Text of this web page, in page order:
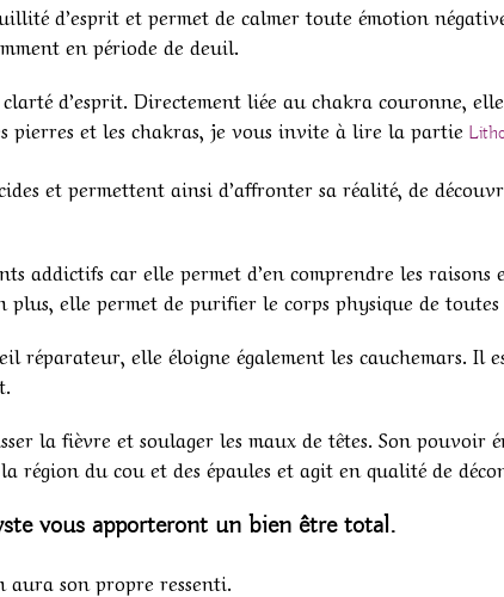
d’esprit et permet de calmer toute émotion
en période de deuil.
d’esprit. Directement liée au chakra couronne,
pierres et les chakras, je vous invite à lire la partie
et permettent ainsi d’affronter sa réalité, de
addictifs car elle permet d’en comprendre les raisons
elle permet de purifier le corps physique de toutes
réparateur, elle éloigne également les cauchemars. Il
la fièvre et soulager les maux de têtes. Son pouvoir
région du cou et des épaules et agit en qualité de
vous apporteront un bien être total.
aura son propre ressenti.